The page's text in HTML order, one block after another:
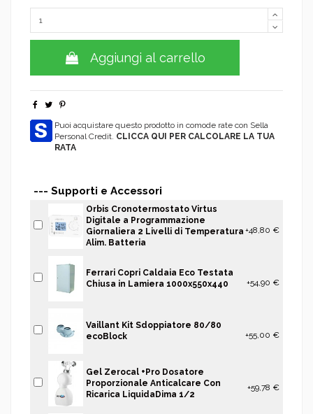
Aggiungi al carrello
Puoi acquistare questo prodotto in comode rate con Sella
Personal Credit. CLICCA QUI PER CALCOLARE LA TUA
RATA
--- Supporti e Accessori
Orbis Cronotermostato Virtus
Digitale a Programmazione
Giornaliera 2 Livelli di Temperatura
Alim. Batteria
+48,80 €
Ferrari Copri Caldaia Eco Testata
Chiusa in Lamiera 1000x550x440
+54,90 €
Vaillant Kit Sdoppiatore 80/80
ecoBlock
+55,00 €
Gel Zerocal +Pro Dosatore
Proporzionale Anticalcare Con
Ricarica LiquidaDima 1/2
+59,78 €